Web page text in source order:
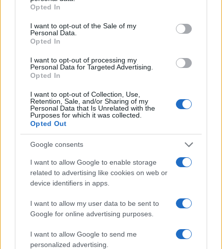
grant or deny consent to Google and its third-party tags to
use your data for below specified purposes in below Google
consent section.
Opted In
I want to opt-out of the Sale of my
Personal Data.
Opted In
I want to opt-out of processing my
Personal Data for Targeted Advertising.
Opted In
I want to opt-out of Collection, Use,
Retention, Sale, and/or Sharing of my
Personal Data that Is Unrelated with the
Purposes for which it was collected.
Opted Out
Google consents
I want to allow Google to enable storage
related to advertising like cookies on web or
device identifiers in apps.
I want to allow my user data to be sent to
Google for online advertising purposes.
I want to allow Google to send me
personalized advertising.
08:44 30.03.26
Στέφανος Κωνσταντινίδης για Ανδρέα
Μικρούτσικο: Ήρθαμε σε ρήξη γιατί με είπε
Ανδρέας Μικρούτσικος σε Φαίη Σκορδά: Αν
στον γάμο σου, σου φέρω δώρο απ’ τη